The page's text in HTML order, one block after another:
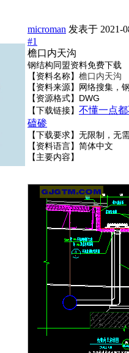
microman 发表于 2021-
#1
檐口内天沟
钢结构同盟资料免费下载
【资料名称】 檐口内天沟
【资料来源】网络搜集，
【资源格式】DWG
【下载链接】 不懂一点
磕碜
【下载要求】无限制，无
【资料语言】简体中文
【主要内容】